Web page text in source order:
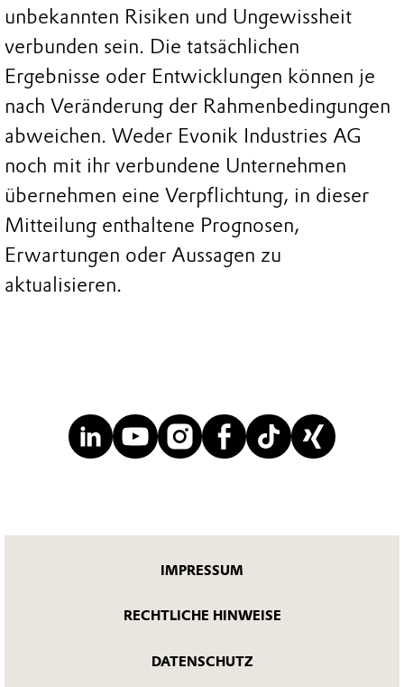
unbekannten Risiken und Ungewissheit
verbunden sein. Die tatsächlichen
Ergebnisse oder Entwicklungen können je
nach Veränderung der Rahmenbedingungen
abweichen. Weder Evonik Industries AG
noch mit ihr verbundene Unternehmen
übernehmen eine Verpflichtung, in dieser
Mitteilung enthaltene Prognosen,
Erwartungen oder Aussagen zu
aktualisieren.
IMPRESSUM
RECHTLICHE HINWEISE
DATENSCHUTZ